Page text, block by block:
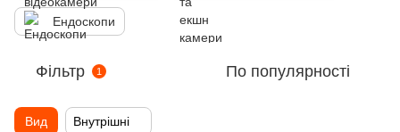
Ендоскопи
Фільтр 1 По популярності
Вид Внутрішні